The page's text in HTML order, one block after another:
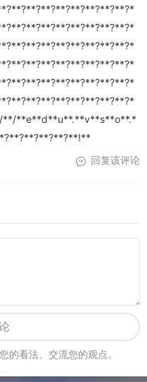
**e**d**u**.**v**s**o**.*
回复该评论
看法、交流您的观点。